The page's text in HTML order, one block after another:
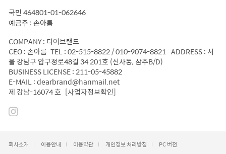
국민 464801-01-062646
예금주 : 손아름
COMPANY : 디어브랜드
CEO : 손아름 TEL : 02-515-8822 / 010-9074-8821 ADDRESS : 서
울 강남구 압구정로48길 34 201호 (신사동, 삼주B/D)
BUSINESS LICENSE : 211-05-45882
E-MAIL : dearbrand@hanmail.net
제 강남-16074 호 [사업자정보확인]
회사소개 이용안내 이용약관 개인정보 처리방침 PC 버전